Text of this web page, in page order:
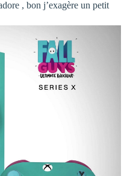
, bon j’exagère un petit